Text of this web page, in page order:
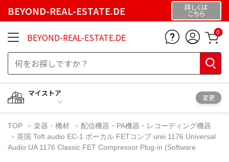
BEYOND-REAL-ESTATE.DE 詳しくは
こちら
BEYOND-REAL-ESTATE.DE 0
マイストア
変更
TOP 楽器・機材
配信機器・PA機器・レコーディング機器
英国 Toft audio EC-1 ボーカル FETコンプ urei 1176 Universal
Audio UA 1176 Classic FET Compressor Plug-in (Software